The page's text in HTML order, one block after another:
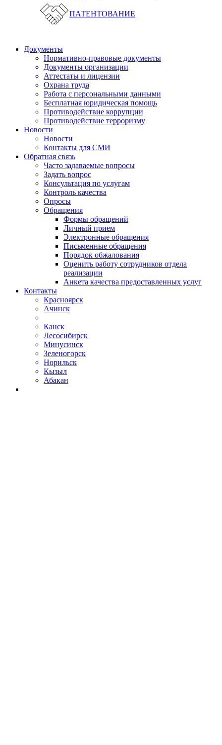
ПАТЕНТОВАНИЕ
Документы
Нормативно-правовые документы
Документы организации
Аттестаты и лицензии
Охрана труда
Работа с персональными данными
Бесплатная юридическая помощь
Противодействие коррупции
Противодействие терроризму
Новости
Новости
Контакты для СМИ
Обратная связь
Часто задаваемые вопросы
Задать вопрос
Консультация по услугам
Контроль качества
Опросы
Обращения
Формы обращений
Личный прием
Электронные обращения
Письменные обращения
Порядок обжалования
Оценить работу сотрудников отдела
реализации
Анкета качества предоставленных услуг
Контакты
Красноярск
Ачинск
Канск
Лесосибирск
Минусинск
Зеленогорск
Норильск
Кызыл
Абакан